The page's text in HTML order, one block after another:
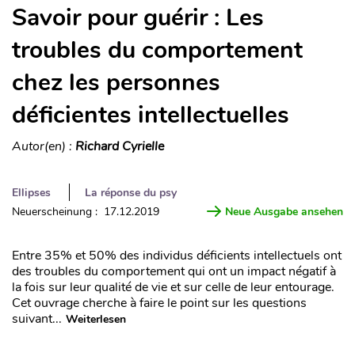
Savoir pour guérir : Les
troubles du comportement
chez les personnes
déficientes intellectuelles
Autor(en) : Richard Cyrielle
Ellipses
La réponse du psy
Neuerscheinung : 17.12.2019
Neue Ausgabe ansehen
Entre 35% et 50% des individus déficients intellectuels ont
des troubles du comportement qui ont un impact négatif à
la fois sur leur qualité de vie et sur celle de leur entourage.
Cet ouvrage cherche à faire le point sur les questions
suivant... Weiterlesen